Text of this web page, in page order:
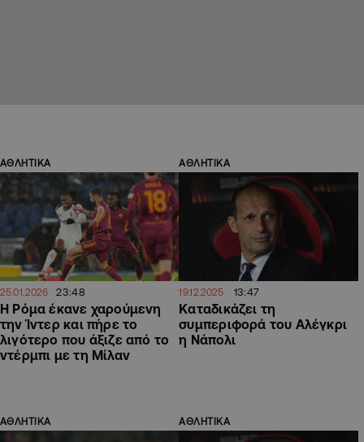
ΑΘΛΗΤΙΚΑ
25.01.2026 23:48
Η Ρόμα έκανε χαρούμενη
την Ίντερ και πήρε το
λιγότερο που άξιζε από το
ντέρμπι με τη Μίλαν
ΑΘΛΗΤΙΚΑ
19.12.2025 13:47
Καταδικάζει τη
συμπεριφορά του Αλέγκρι
η Νάπολι
ΑΘΛΗΤΙΚΑ ΑΘΛΗΤΙΚΑ